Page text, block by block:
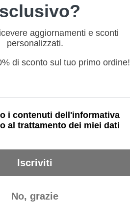
aggiornamenti e sconti
personalizzati.
di sconto sul tuo primo ordine!
i contenuti dell'informativa
al trattamento dei miei dati
Iscriviti
No, grazie